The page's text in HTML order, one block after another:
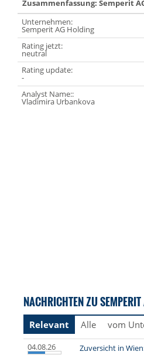
Zusammenfassung: Semperit
Unternehmen:
Semperit AG Holding
Rating jetzt:
neutral
Rating update:
-
Analyst Name::
Vladimira Urbankova
NACHRICHTEN ZU
Relevant Alle vom
04.08.26 Zuversicht in